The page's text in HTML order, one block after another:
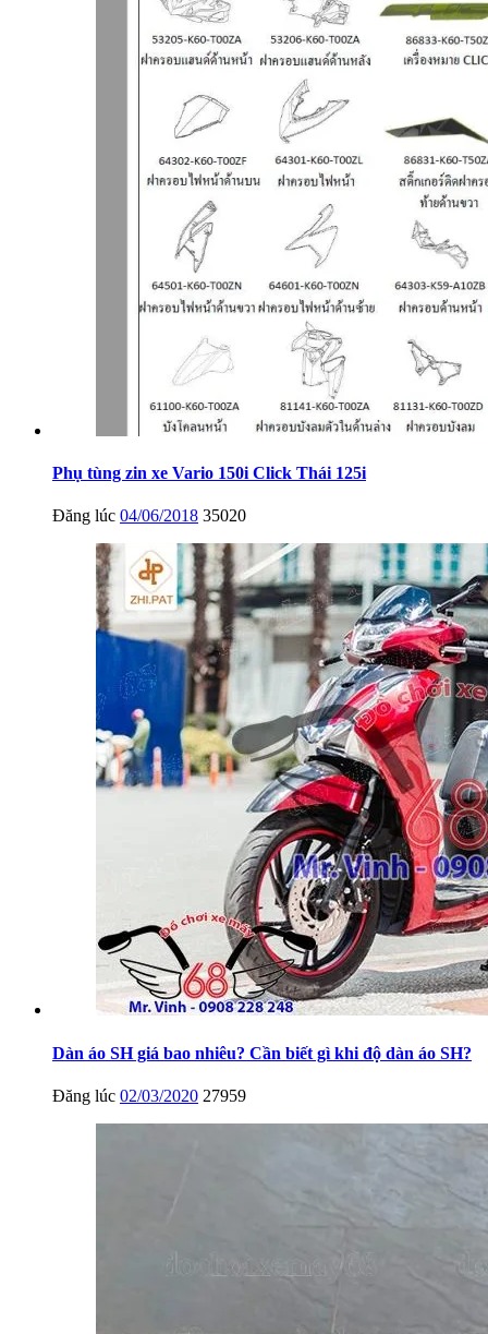
Phụ tùng zin xe Vario 150i Click Thái 125i
Đăng lúc 04/06/2018 35020
Dàn áo SH giá bao nhiêu? Cần biết gì khi độ dàn áo SH?
Đăng lúc 02/03/2020 27959